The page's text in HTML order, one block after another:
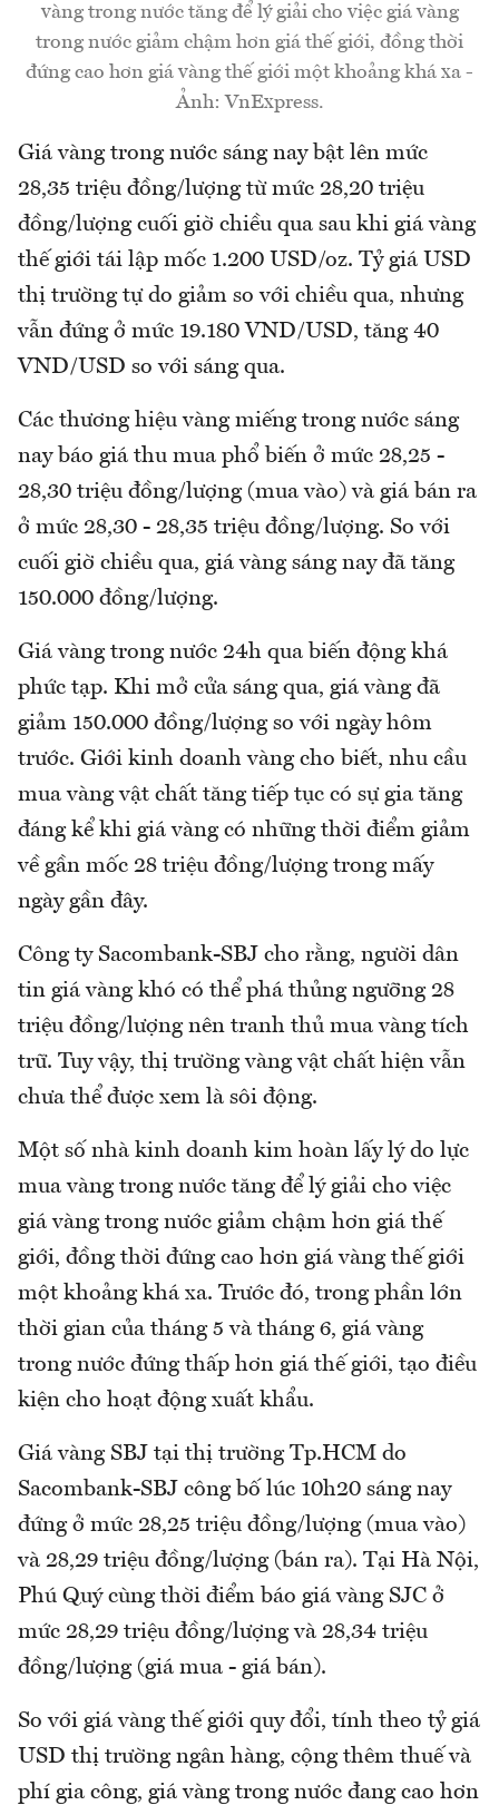
vàng trong nước tăng để lý giải cho việc giá vàng
trong nước giảm chậm hơn giá thế giới, đồng thời
đứng cao hơn giá vàng thế giới một khoảng khá xa -
Ảnh: VnExpress.
Giá vàng trong nước sáng nay bật lên mức
28,35 triệu đồng/lượng từ mức 28,20 triệu
đồng/lượng cuối giờ chiều qua sau khi giá vàng
thế giới tái lập mốc 1.200 USD/oz. Tỷ giá USD
thị trường tự do giảm so với chiều qua, nhưng
vẫn đứng ở mức 19.180 VND/USD, tăng 40
VND/USD so với sáng qua.
Các thương hiệu vàng miếng trong nước sáng
nay báo giá thu mua phổ biến ở mức 28,25 -
28,30 triệu đồng/lượng (mua vào) và giá bán ra
ở mức 28,30 - 28,35 triệu đồng/lượng. So với
cuối giờ chiều qua, giá vàng sáng nay đã tăng
150.000 đồng/lượng.
Giá vàng trong nước 24h qua biến động khá
phức tạp. Khi mở cửa sáng qua, giá vàng đã
giảm 150.000 đồng/lượng so với ngày hôm
trước. Giới kinh doanh vàng cho biết, nhu cầu
mua vàng vật chất tăng tiếp tục có sự gia tăng
đáng kể khi giá vàng có những thời điểm giảm
về gần mốc 28 triệu đồng/lượng trong mấy
ngày gần đây.
Công ty Sacombank-SBJ cho rằng, người dân
tin giá vàng khó có thể phá thủng ngưỡng 28
triệu đồng/lượng nên tranh thủ mua vàng tích
trữ. Tuy vậy, thị trường vàng vật chất hiện vẫn
chưa thể được xem là sôi động.
Một số nhà kinh doanh kim hoàn lấy lý do lực
mua vàng trong nước tăng để lý giải cho việc
giá vàng trong nước giảm chậm hơn giá thế
giới, đồng thời đứng cao hơn giá vàng thế giới
một khoảng khá xa. Trước đó, trong phần lớn
thời gian của tháng 5 và tháng 6, giá vàng
trong nước đứng thấp hơn giá thế giới, tạo điều
kiện cho hoạt động xuất khẩu.
Giá vàng SBJ tại thị trường Tp.HCM do
Sacombank-SBJ công bố lúc 10h20 sáng nay
đứng ở mức 28,25 triệu đồng/lượng (mua vào)
và 28,29 triệu đồng/lượng (bán ra). Tại Hà Nội,
Phú Quý cùng thời điểm báo giá vàng SJC ở
mức 28,29 triệu đồng/lượng và 28,34 triệu
đồng/lượng (giá mua - giá bán).
So với giá vàng thế giới quy đổi, tính theo tỷ giá
USD thị trường ngân hàng, cộng thêm thuế và
phí gia công, giá vàng trong nước đang cao hơn